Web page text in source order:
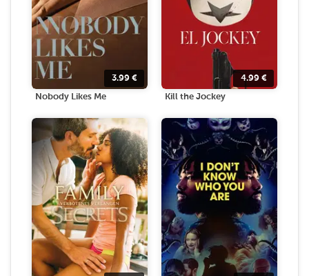
3.99 €
Nobody Likes Me
4.99 €
Kill the Jockey